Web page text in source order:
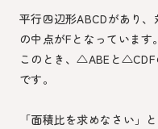
平行四辺形ABCDがあり、
の中点がFとなっています。
このとき、△ABEと△CDF
です。
「面積比を求めなさい」